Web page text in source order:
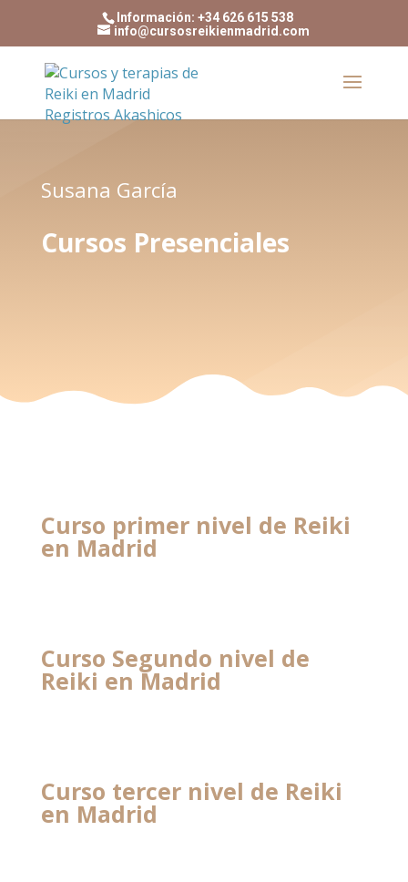
Información: +34 626 615 538
info@cursosreikienmadrid.com
Susana García
Cursos Presenciales
Curso primer nivel de Reiki
en Madrid
Curso Segundo nivel de
Reiki en Madrid
Curso tercer nivel de Reiki
en Madrid